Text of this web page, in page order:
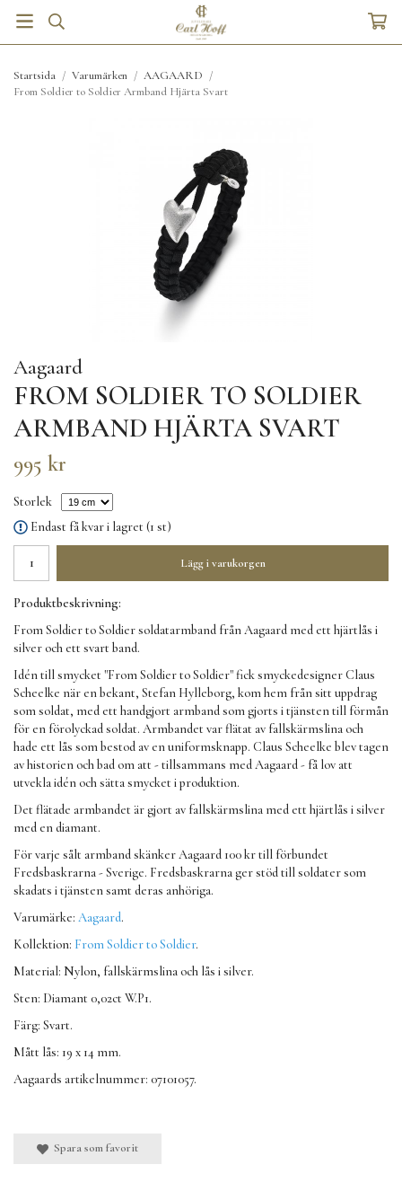
Startsida / Varumärken / AAGAARD /
From Soldier to Soldier Armband Hjärta Svart
Aagaard
FROM SOLDIER TO SOLDIER
ARMBAND HJÄRTA SVART
995 kr
Storlek
Endast få kvar i lagret (1 st)
Lägg i varukorgen
Produktbeskrivning:
From Soldier to Soldier soldatarmband från Aagaard med ett hjärtlås i
silver och ett svart band.
Idén till smycket "From Soldier to Soldier" fick smyckedesigner Claus
Scheelke när en bekant, Stefan Hylleborg, kom hem från sitt uppdrag
som soldat, med ett handgjort armband som gjorts i tjänsten till förmån
för en förolyckad soldat. Armbandet var flätat av fallskärmslina och
hade ett lås som bestod av en uniformsknapp. Claus Scheelke blev tagen
av historien och bad om att - tillsammans med Aagaard - få lov att
utvekla idén och sätta smycket i produktion.
Det flätade armbandet är gjort av fallskärmslina med ett hjärtlås i silver
med en diamant.
För varje sålt armband skänker Aagaard 100 kr till förbundet
Fredsbaskrarna - Sverige. Fredsbaskrarna ger stöd till soldater som
skadats i tjänsten samt deras anhöriga.
Varumärke: Aagaard.
Kollektion: From Soldier to Soldier.
Material: Nylon, fallskärmslina och lås i silver.
Sten: Diamant 0,02ct W.P1.
Färg: Svart.
Mått lås: 19 x 14 mm.
Aagaards artikelnummer: 07101057.
Spara som favorit